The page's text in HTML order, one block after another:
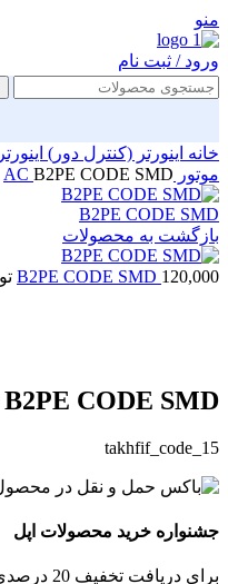
منو
ورود / ثبت نام
خانه اینورتر (کنترل دور)
موتور AC B2PE CODE SMD
B2PE CODE SMD
بازگشت به محصولات
B2PE CODE SMD 120,000
B2PE CODE SMD
takhfif_code_15
جشنواره خرید محصولات اپل
برای دریافت تخفیف 20 درصدی عجله کنید!